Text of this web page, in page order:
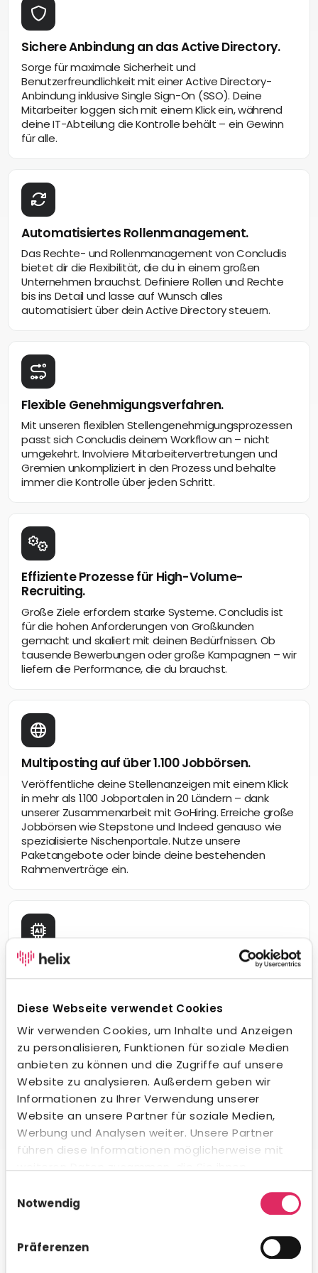
Diese Webseite verwendet Cookies
Wir verwenden Cookies, um Inhalte und Anzeigen
zu personalisieren, Funktionen für soziale Medien
anbieten zu können und die Zugriffe auf unsere
Website zu analysieren. Außerdem geben wir
Informationen zu Ihrer Verwendung unserer
Website an unsere Partner für soziale Medien,
Werbung und Analysen weiter. Unsere Partner
führen diese Informationen möglicherweise mit
weiteren Daten zusammen, die Sie ihnen
Nutzung der Dienste gesammelt haben.
Notwendig
Präferenzen
Sichere Anbindung an das Active Directory.
Sorge für maximale Sicherheit und
Benutzerfreundlichkeit mit einer Active Directory-
Anbindung inklusive Single Sign-On (SSO). Deine
Mitarbeiter loggen sich mit einem Klick ein, während
deine IT-Abteilung die Kontrolle behält – ein Gewinn
für alle.
Automatisiertes Rollenmanagement.
Das Rechte- und Rollenmanagement von Concludis
bietet dir die Flexibilität, die du in einem großen
Unternehmen brauchst. Definiere Rollen und Rechte
bis ins Detail und lasse auf Wunsch alles
automatisiert über dein Active Directory steuern.
Flexible Genehmigungsverfahren.
Mit unseren flexiblen Stellengenehmigungsprozessen
passt sich Concludis deinem Workflow an – nicht
umgekehrt. Involviere Mitarbeitervertretungen und
Gremien unkompliziert in den Prozess und behalte
immer die Kontrolle über jeden Schritt.
Effiziente Prozesse für High-Volume-
Recruiting.
Große Ziele erfordern starke Systeme. Concludis ist
für die hohen Anforderungen von Großkunden
gemacht und skaliert mit deinen Bedürfnissen. Ob
tausende Bewerbungen oder große Kampagnen – wir
liefern die Performance, die du brauchst.
Multiposting auf über 1.100 Jobbörsen.
Veröffentliche deine Stellenanzeigen mit einem Klick
in mehr als 1.100 Jobportalen in 20 Ländern – dank
unserer Zusammenarbeit mit GoHiring. Erreiche große
Jobbörsen wie Stepstone und Indeed genauso wie
spezialisierte Nischenportale. Nutze unsere
Paketangebote oder binde deine bestehenden
Rahmenverträge ein.
Wegweisende KI-Integration.
Posts und in der Kommunikation mit Bewerbern – in
jeder Sprache und jedem Ton. Natürlich
datenschutzkonform und innerhalb gesetzlicher
Vorgaben. Auch beim Kandidaten-Matching
profitierst du von intelligenter Unterstützung.
Auswertungen direkt in Concludis – oder integriere die
Daten via API in deine bestehenden BI-Tools für
genau dann verfügbar, wenn du es brauchst.